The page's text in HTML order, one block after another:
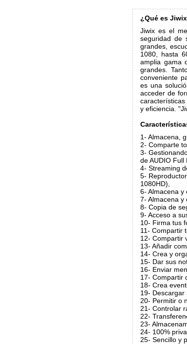
¿Qué es
Jiwix es el
seguridad de
grandes,
1080, hasta
amplia gama
grandes.
conveniente
es una
acceder de
y eficiencia.
1- Almacena,
2- Comparte
3-
de AUDIO Full
4- Streaming
5-
1080HD),
6- Almacena y
7- Almacena y
8- Copia de
9- Acceso a
10- Firma tus
11- Compartir
12- Compartir
13- Añadir
14- Crea y
15- Dar sus
16- Enviar
17- Compartir
18- Crea
19- Descargar
20- Permitir o
21- Controlar
22-
23-
24- 100%
25- Sencillo y